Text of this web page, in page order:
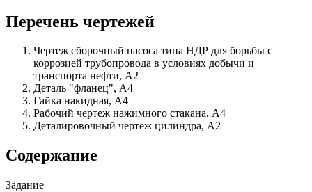
Перечень чертежей
Чертеж сборочный насоса типа НДР для борьбы с
коррозией трубопровода в условиях добычи и
транспорта нефти, А2
Деталь "фланец", А4
Гайка накидная, А4
Рабочий чертеж нажимного стакана, А4
Деталировочный чертеж цилиндра, А2
Содержание
Задание